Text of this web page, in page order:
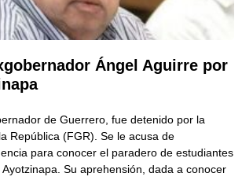
Ángel Aguirre por
de Guerrero, fue detenido por la
República (FGR). Se le acusa de
para conocer el paradero de estudiantes
Su aprehensión, dada a conocer